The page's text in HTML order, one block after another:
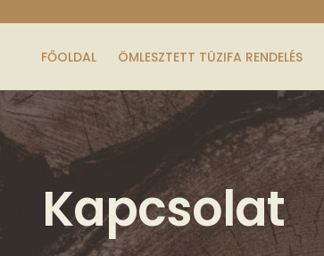
FŐOLDAL ÖMLESZTETT TÜZIFA RENDELÉS
Kapcsolat